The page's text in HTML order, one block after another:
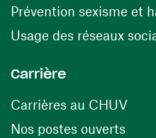
Prévention sexisme et
Usage des réseaux
Carrière
Carrières au CHUV
Nos postes ouverts